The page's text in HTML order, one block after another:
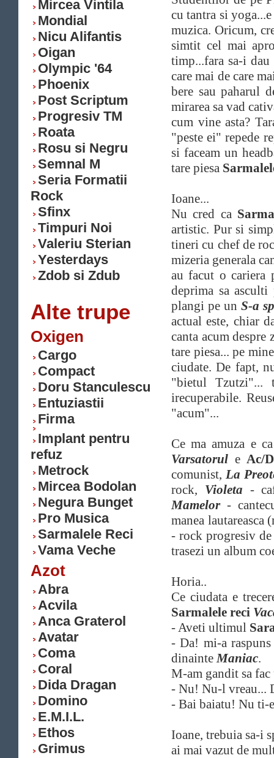
Mircea Vintila
Mondial
Nicu Alifantis
Oigan
Olympic '64
Phoenix
Post Scriptum
Progresiv TM
Roata
Rosu si Negru
Semnal M
Seria Formatii
Rock
Sfinx
Timpuri Noi
Valeriu Sterian
Yesterdays
Zdob si Zdub
Alte trupe
Oxigen
Cargo
Compact
Doru Stanculescu
Entuziastii
Firma
Implant pentru
refuz
Metrock
Mircea Bodolan
Negura Bunget
Pro Musica
Sarmalele Reci
Vama Veche
Azot
Abra
Acvila
Anca Graterol
Avatar
Coma
Coral
Dida Dragan
Domino
E.M.I.L.
Ethos
Grimus
cu tantra si
muzica. Oricum,
simtit cel mai
timp...fara sa-i
care mai de care
bere sau paharul
mirarea sa vad
cum vine asta?
"peste ei" repede
si faceam un
tare piesa
Ioane...
Nu cred ca
artistic. Pur si
tineri cu chef de
mizeria generala
au facut o cariera
deprima sa
plangi pe un S-a
actual este, chiar
canta acum
tare piesa... pe
ciudate. De fapt,
"bietul Tzutzi"...
irecuperabile.
"acum"...
Ce ma amuza e
Varsatorul e Ac/
comunist, La
rock, Violeta -
Mamelor-
manea
- rock progresiv
trasezi un album
Horia..
Ce ciudata e
Sarmalele reci
- Aveti ultimul
- Da! mi-a
dinainteManiac.
M-am gandit sa
- Nu! Nu-l vreau...
- Bai baiatu! Nu ti-
Ioane, trebuia sa-i
ai mai vazut de